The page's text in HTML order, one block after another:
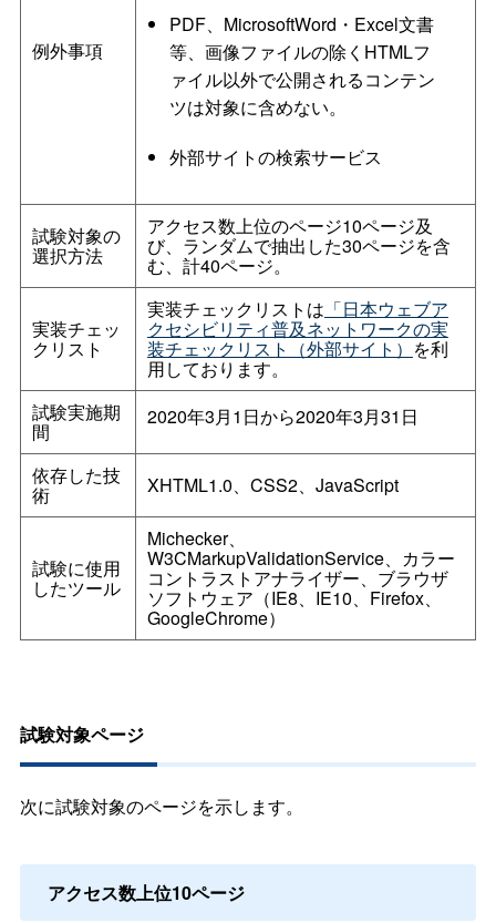
例外事項
PDF、MicrosoftWord・Excel文書
等、画像ファイルの除くHTMLフ
ァイル以外で公開されるコンテン
ツは対象に含めない。
外部サイトの検索サービス
試験対象の
選択方法
アクセス数上位のページ10ページ及
び、ランダムで抽出した30ページを含
む、計40ページ。
実装チェッ
クリスト
実装チェックリストは 「日本ウェブア
クセシビリティ普及ネットワークの実
装チェックリスト（外部サイト） を利
用しております。
試験実施期
間
2020年3月1日から2020年3月31日
依存した技
術 XHTML1.0、CSS2、JavaScript
試験に使用
したツール
Michecker、
W3CMarkupValidationService、カラー
コントラストアナライザー、ブラウザ
ソフトウェア（IE8、IE10、Firefox、
GoogleChrome）
試験対象ページ
次に試験対象のページを示します。
アクセス数上位10ページ